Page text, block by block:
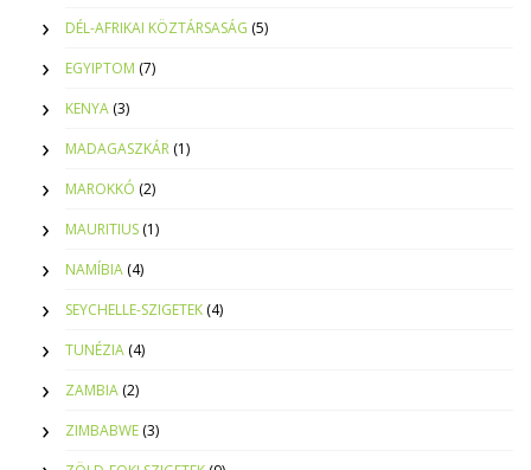
DÉL-AFRIKAI KÖZTÁRSASÁG (5)
EGYIPTOM (7)
KENYA (3)
MADAGASZKÁR (1)
MAROKKÓ (2)
MAURITIUS (1)
NAMÍBIA (4)
SEYCHELLE-SZIGETEK (4)
TUNÉZIA (4)
ZAMBIA (2)
ZIMBABWE (3)